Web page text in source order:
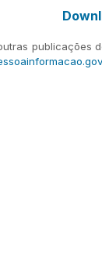
publicações